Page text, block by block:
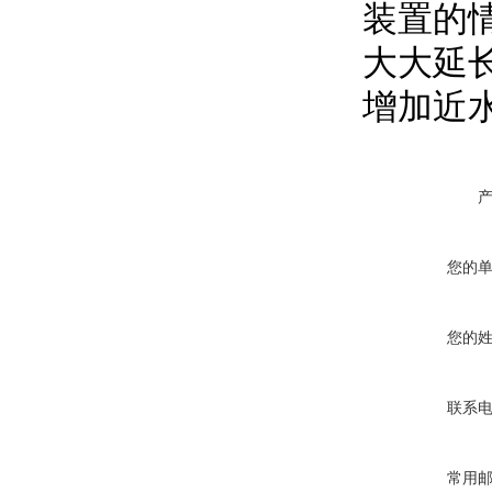
装置的
大大延
增加近
您的
您的
联系
常用